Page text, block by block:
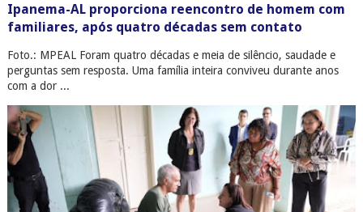
Ipanema-AL proporciona reencontro de homem com
familiares, após quatro décadas sem contato
Foto.: MPEAL Foram quatro décadas e meia de silêncio, saudade e
perguntas sem resposta. Uma família inteira conviveu durante anos
com a dor ...